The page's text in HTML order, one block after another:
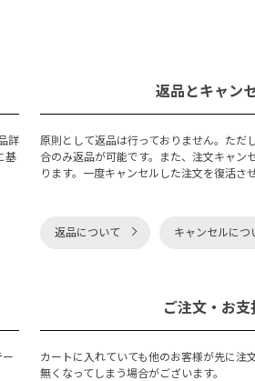
詳
基
返品とキャン
原則として返品は行っておりません。ただ
合のみ返品が可能です。また、注文キャン
ります。一度キャンセルした注文を復活さ
返品について キャンセルにつ
ご注文・お支
カートに入れていても他のお客様が先に注
無くなってしまう場合がございます。